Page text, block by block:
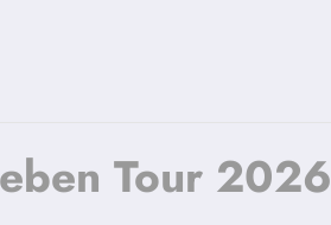
Tour 2026